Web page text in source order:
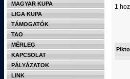
MAGYAR KUPA
LIGA KUPA
TÁMOGATÓK
TAO
MÉRLEG
KAPCSOLAT
PÁLYÁZATOK
LINK
1